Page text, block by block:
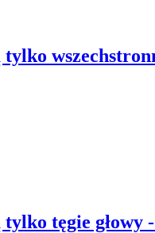
tęgie głowy